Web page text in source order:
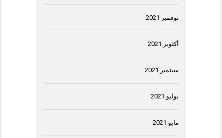
نوفمبر 2021
أكتوبر 2021
سبتمبر 2021
يوليو 2021
مايو 2021